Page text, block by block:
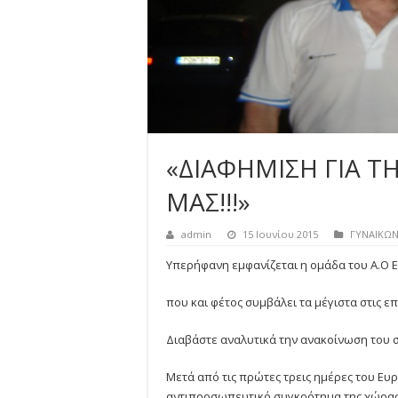
«ΔΙΑΦΗΜΙΣΗ ΓΙΑ
ΜΑΣ!!!»
admin 15 Ιουνίου 2015
Υπερήφανη εμφανίζεται η ομάδα του
που και φέτος συμβάλει τα μέγιστα στις
Διαβάστε αναλυτικά την ανακοίνωση του
Μετά από τις πρώτες τρεις ημέρες του